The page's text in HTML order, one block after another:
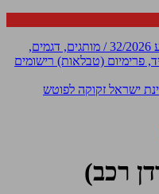
רישומים שבוע 32/2026 / מותגים, דגמים,
פרימיום (טבלאות) רישומים
ישראל זקוקה לפוטש
רכב)